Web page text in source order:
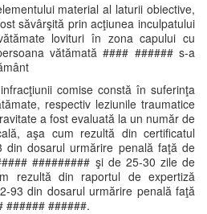
material al laturii obiective,
săvârşită prin acţiunea inculpatului
lovituri în zona capului cu
vătămată #### ###### s-a
comise constă în suferinţa
respectiv leziunile traumatice
a fost evaluată la un număr de
aşa cum rezultă din certificatul
din dosarul urmărire penală faţă de
######### şi de 25-30 zile de
rezultă din raportul de expertiză
93 din dosarul urmărire penală faţă
###### ######.